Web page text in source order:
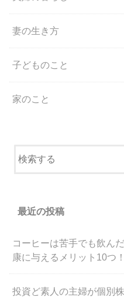
妻の生き方
子どものこと
家のこと
最近の投稿
コーヒーは苦手でも飲ん
康に与えるメリット10つ！
投資ど素人の主婦が個別